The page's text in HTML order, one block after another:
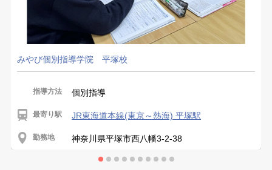
みやび個別指導学院 平塚校
指導方法 個別指導
最寄り駅 JR東海道本線(東京～熱海) 平塚駅
勤務地 神奈川県平塚市西八幡3-2-38